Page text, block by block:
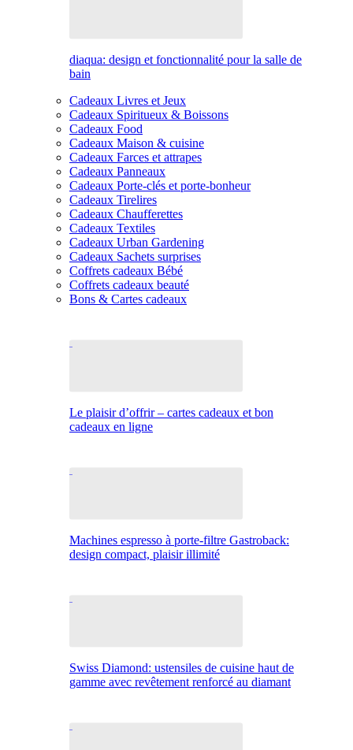
diaqua: design et fonctionnalité pour la salle de
bain
Cadeaux Livres et Jeux
Cadeaux Spiritueux & Boissons
Cadeaux Food
Cadeaux Maison & cuisine
Cadeaux Farces et attrapes
Cadeaux Panneaux
Cadeaux Porte-clés et porte-bonheur
Cadeaux Tirelires
Cadeaux Chaufferettes
Cadeaux Textiles
Cadeaux Urban Gardening
Cadeaux Sachets surprises
Coffrets cadeaux Bébé
Coffrets cadeaux beauté
Bons & Cartes cadeaux
Le plaisir d’offrir – cartes cadeaux et bon
cadeaux en ligne
Machines espresso à porte-filtre Gastroback:
design compact, plaisir illimité
Swiss Diamond: ustensiles de cuisine haut de
gamme avec revêtement renforcé au diamant